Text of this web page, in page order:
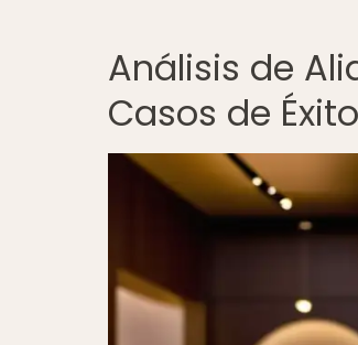
Análisis de
Casos de Éxito